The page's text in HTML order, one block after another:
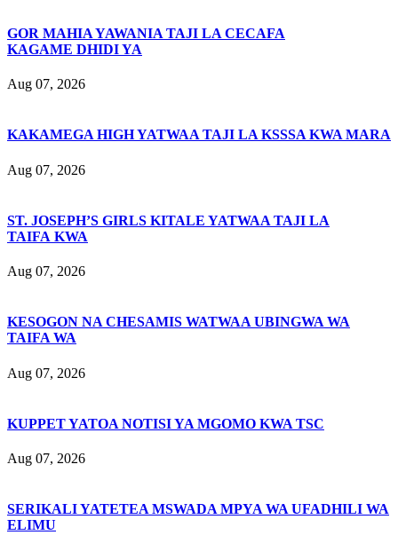
GOR MAHIA YAWANIA TAJI LA CECAFA
KAGAME DHIDI YA
Aug 07, 2026
KAKAMEGA HIGH YATWAA TAJI LA KSSSA KWA MARA
Aug 07, 2026
ST. JOSEPH’S GIRLS KITALE YATWAA TAJI LA
TAIFA KWA
Aug 07, 2026
KESOGON NA CHESAMIS WATWAA UBINGWA WA
TAIFA WA
Aug 07, 2026
KUPPET YATOA NOTISI YA MGOMO KWA TSC
Aug 07, 2026
SERIKALI YATETEA MSWADA MPYA WA UFADHILI WA
ELIMU